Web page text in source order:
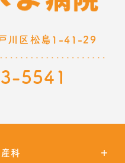
川区松島1-41-29
5541
産科